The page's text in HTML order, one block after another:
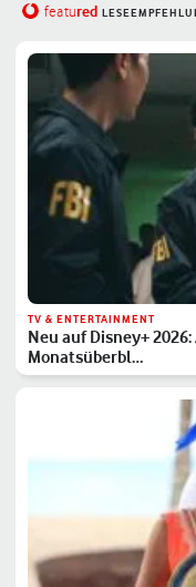
featured
TV & ENTERTAINMENT
Neu auf Disney+
Monatsüberbl…